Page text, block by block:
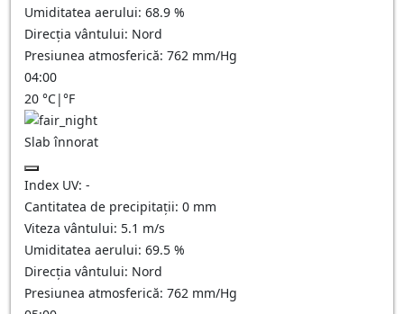
Umiditatea aerului: 68.9 %
Direcția vântului: Nord
Presiunea atmosferică: 762 mm/Hg
04:00
20 °C|°F
Slab înnorat
Index UV: -
Cantitatea de precipitații: 0 mm
Viteza vântului: 5.1 m/s
Umiditatea aerului: 69.5 %
Direcția vântului: Nord
Presiunea atmosferică: 762 mm/Hg